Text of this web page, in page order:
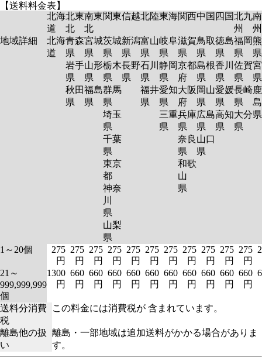
【送料料金表】
北海
道
北東
北
南東
北
関東信越北陸東海関西中国 四国北九
州
州
地域詳細
北海
道
青森
県
岩手
県
秋田
県
宮城
県
山形
県
福島
県
茨城
県
栃木
県
群馬
県
埼玉
県
千葉
県
東京
都
神奈
川
県
山梨
県
新潟
県
長野
県
富山
県
石川
県
福井
県
岐阜
県
静岡
県
愛知
県
三重
県
滋賀
県
京都
府
大阪
府
兵庫
県
奈良
県
和歌
山
県
鳥取
県
島根
県
岡山
県
広島
県
山口
県
徳島
県
香川
県
愛媛
県
高知
県
福岡
県
佐賀
県
長崎
県
大分
県
島
1～20個
275
円
275
円
275
円
275
円
275
円
275
円
275
円
275
円
275
円
275
円
275
円
21～
999,999,999
個
1300
円
660
円
660
円
660
円
660
円
660
円
660
円
660
円
660
円
660
円
660
円
送料分消費
税
この料金には消費税が 含まれています。
離島他の扱
い
離島・一部地域は追加送料がかかる場合がありま
す。